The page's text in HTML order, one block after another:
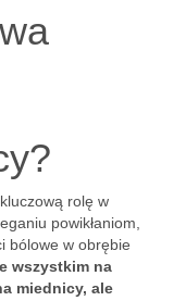
rolę w
powikłaniom,
bólowe w obrębie
wszystkim na
miednicy, ale